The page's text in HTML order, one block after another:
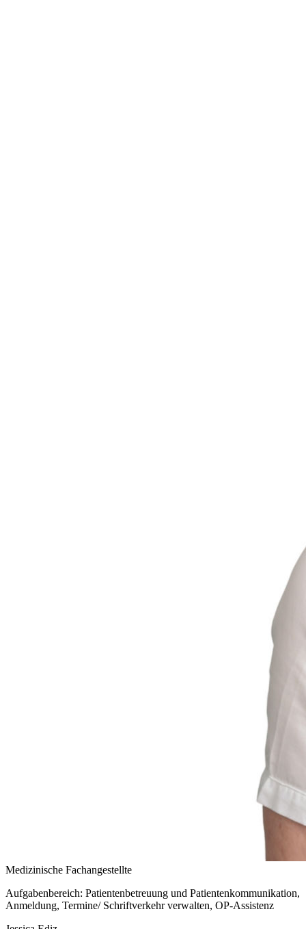
Medizinische Fachangestellte
Aufgabenbereich: Patientenbetreuung und Patientenkommunikation,
Anmeldung, Termine/ Schriftverkehr verwalten, OP-Assistenz